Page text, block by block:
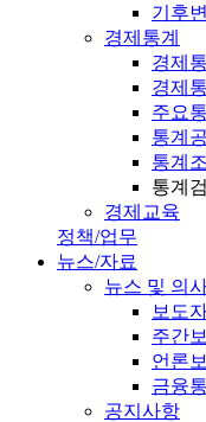
기후
경제통계
경제
경제
주요
통계
통계
통계
경제교육
정책/업무
뉴스/자료
뉴스 및 의
보도
주간
언론
금융
공지사항